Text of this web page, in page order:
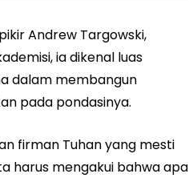
Andrew Targowski,
ia dikenal luas
dalam membangun
pada pondasinya.
firman Tuhan yang mesti
harus mengakui bahwa apa